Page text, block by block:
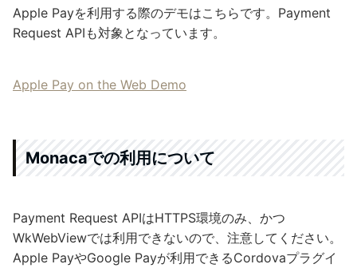
Apple Payを利用する際のデモはこちらです。Payment
Request APIも対象となっています。
Apple Pay on the Web Demo
Monacaでの利用について
Payment Request APIはHTTPS環境のみ、かつ
WkWebViewでは利用できないので、注意してください。
Apple PayやGoogle Payが利用できるCordovaプラグイ